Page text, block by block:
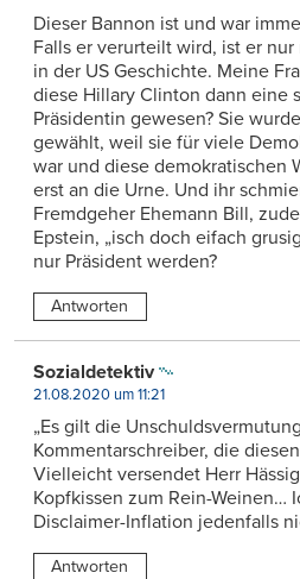
Dieser Bannon ist und war
Falls er verurteilt wird, ist er
in der US Geschichte. Meine
diese Hillary Clinton dann eine
Präsidentin gewesen? Sie
gewählt, weil sie für viele
war und diese demokratischen
erst an die Urne. Und ihr
Fremdgeher Ehemann Bill,
Epstein, „isch doch eifach
nur Präsident werden?
Antworten
Sozialdetektiv
21.08.2020 um 11:21
„Es gilt die
Kommentarschreiber, die
Vielleicht versendet Herr
Kopfkissen zum Rein-Weinen…
Disclaimer-Inflation jedenfalls
Antworten